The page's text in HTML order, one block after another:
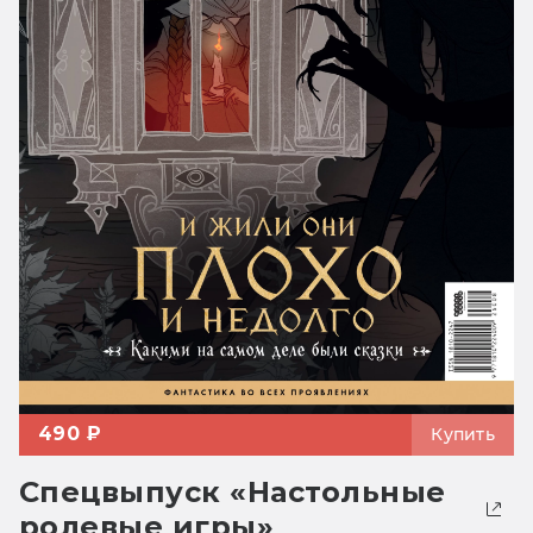
490 ₽ Купить
Спецвыпуск «Настольные
ролевые игры»